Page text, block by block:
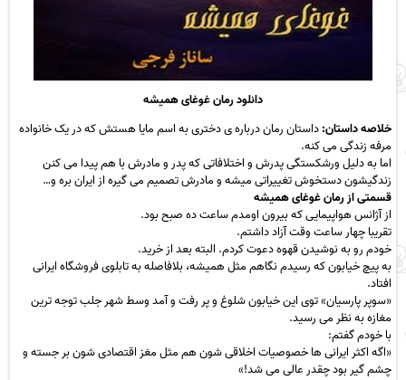
دانلود رمان غوغای همیشه
خلاصه داستان:داستان رمان درباره ی دختری به اسم مایا هستش که در یک خانواده
مرفه زندگی می کنه.
اما به دلیل ورشکستگی پدرش و اختلافاتی که پدر و مادرش با هم پیدا می کنن
زندگیشون دستخوش تغییراتی میشه و مادرش تصمیم می گیره از ایران بره و…
قسمتی از رمان غوغای همیشه
از آژانس هواپیمایی که بیرون اومدم ساعت ده صبح بود.
تقریبا چهار ساعت وقت آزاد داشتم.
خودم رو به نوشیدن قهوه دعوت کردم. البته بعد از خرید.
به پیچ خیابون که رسیدم نگاهم مثل همیشه، بلافاصله به تابلوی فروشگاه ایرانی
افتاد.
«سوپر پارسیان» توی این خیابون شلوغ و پر رفت و آمد وسط شهر جلب توجه ترین
مغازه به نظر می رسید.
با خودم گفتم:
«اگه اکثر ایرانی ها خصوصیات اخلاقی شون هم مثل مغز اقتصادی شون بر جسته و
چشم گیر بود چقدر عالی می شد!»